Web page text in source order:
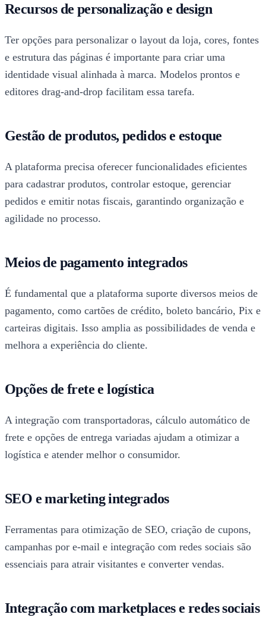
Recursos de personalização e design
Ter opções para personalizar o layout da loja, cores, fontes
e estrutura das páginas é importante para criar uma
identidade visual alinhada à marca. Modelos prontos e
editores drag-and-drop facilitam essa tarefa.
Gestão de produtos, pedidos e estoque
A plataforma precisa oferecer funcionalidades eficientes
para cadastrar produtos, controlar estoque, gerenciar
pedidos e emitir notas fiscais, garantindo organização e
agilidade no processo.
Meios de pagamento integrados
É fundamental que a plataforma suporte diversos meios de
pagamento, como cartões de crédito, boleto bancário, Pix e
carteiras digitais. Isso amplia as possibilidades de venda e
melhora a experiência do cliente.
Opções de frete e logística
A integração com transportadoras, cálculo automático de
frete e opções de entrega variadas ajudam a otimizar a
logística e atender melhor o consumidor.
SEO e marketing integrados
Ferramentas para otimização de SEO, criação de cupons,
campanhas por e-mail e integração com redes sociais são
essenciais para atrair visitantes e converter vendas.
Integração com marketplaces e redes sociais